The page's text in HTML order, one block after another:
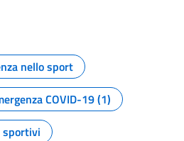
della pagina
nello sport
COVID-19 (1)
sportivi